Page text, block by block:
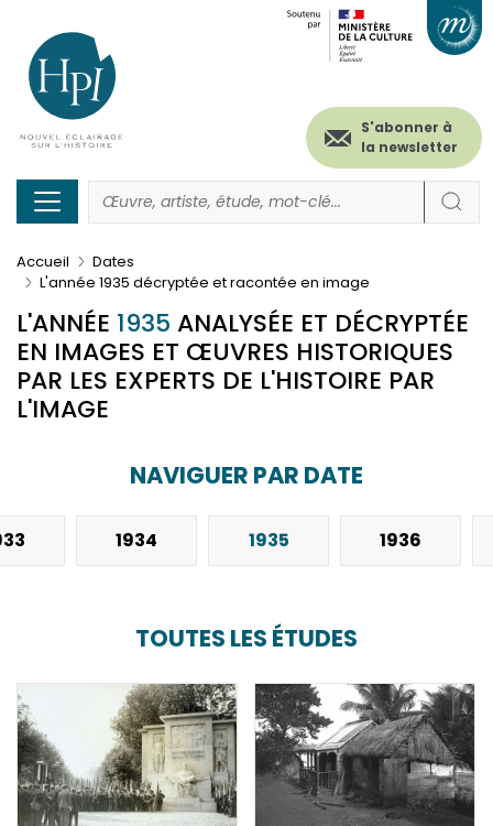
contenu
principal
Menu
secondaire
(header)
S'abonner à
la newsletter
Accueil
Dates
L'année 1935 décryptée et racontée en image
L'ANNÉE 1935 ANALYSÉE ET DÉCRYPTÉE
EN IMAGES ET ŒUVRES HISTORIQUES
PAR LES EXPERTS DE L'HISTOIRE PAR
L'IMAGE
NAVIGUER PAR DATE
1934 1935 1936
TOUTES LES ÉTUDES